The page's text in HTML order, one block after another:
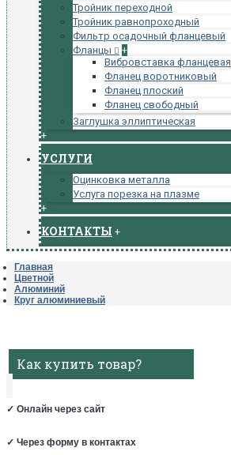
Тройник переходной
Тройник равнопроходный
Фильтр осадочный фланцевый
Фланцы
+
Вибровставка фланцевая
Фланец воротниковый
Фланец плоский
Фланец свободный
Заглушка эллиптическая
+
УСЛУГИ
Оцинковка металла
Услуга порезка на плазме
+
КОНТАКТЫ +
Главная
Цветной
Алюминий
Круг алюминиевый
Как купить товар?
✓ Онлайн через сайт
✓ Через форму в контактах